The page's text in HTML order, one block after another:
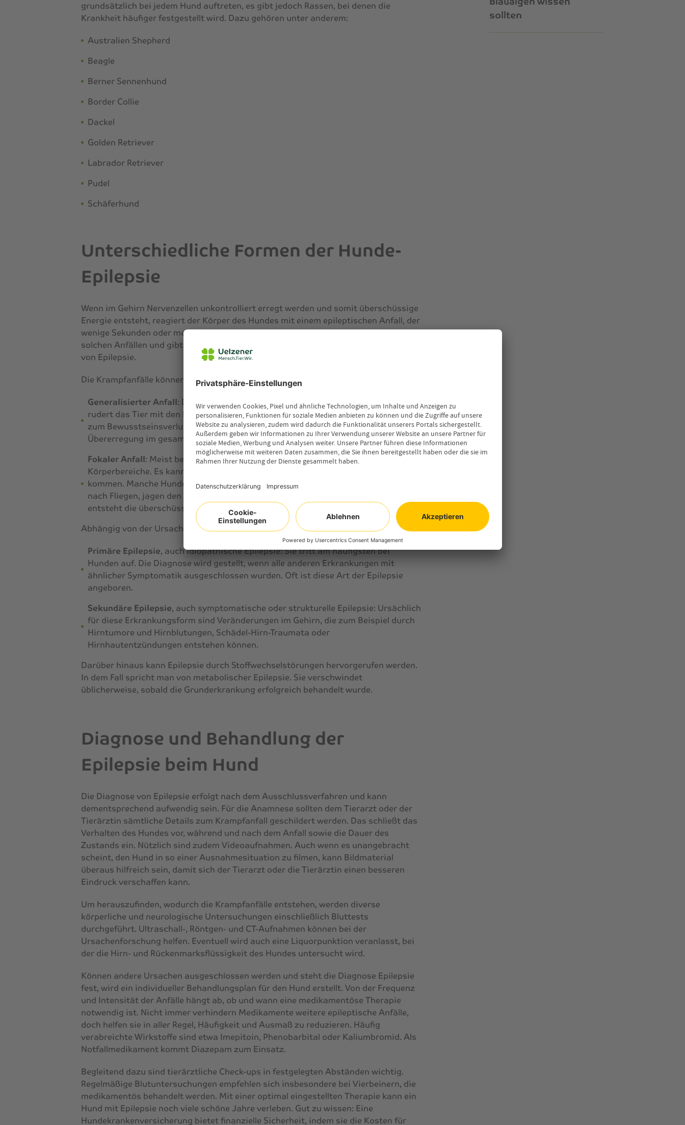
sollten
grundsätzlich bei jedem Hund auftreten, es gibt jedoch Rassen, bei denen die
Krankheit häufiger festgestellt wird. Dazu gehören unter anderem:
Australien Shepherd
Beagle
Berner Sennenhund
Border Collie
Dackel
Golden Retriever
Labrador Retriever
Pudel
Schäferhund
Unterschiedliche Formen der Hunde-
Epilepsie
Wenn im Gehirn Nervenzellen unkontrolliert erregt werden und somit überschüssige
Energie entsteht, reagiert der Körper des Hundes mit einem epileptischen Anfall, der
wenige Sekunden oder mehrere Minuten dauern kann. Kommt es wiederholt zu
solchen Anfällen und gibt es dafür keine andere körperliche Ursache, spricht man
von Epilepsie.
Die Krampfanfälle können unterschiedlich ausgeprägt sein:
Generalisierter Anfall: Der ganze Körper des Hundes krampft. Möglicherweise
rudert das Tier mit den Beinen, speichelt und setzt Kot und Urin ab. Es kann auch
zum Bewusstseinsverlust kommen. Bei dieser Art von Anfall findet die
Übererregung im gesamten Gehirn statt.
Fokaler Anfall: Meist beschränken sich die Krampfanfälle auf einzelne
Körperbereiche. Es kann etwa zu Zuckungen im Gesicht oder einzelner Gliedmaßen
kommen. Manche Hunde zeigen zudem ein sonderbares Verhalten. Sie schnappen
nach Fliegen, jagen den eigenen Schwanz oder starren ins Leere. Im Regelfall
entsteht die überschüssige Energie nur in einem bestimmten Teil des Gehirns.
Abhängig von der Ursache werden zwei Formen der Epilepsie differenziert:
Primäre Epilepsie, auch idiopathische Epilepsie: Sie tritt am häufigsten bei
Hunden auf. Die Diagnose wird gestellt, wenn alle anderen Erkrankungen mit
ähnlicher Symptomatik ausgeschlossen wurden. Oft ist diese Art der Epilepsie
angeboren.
Sekundäre Epilepsie, auch symptomatische oder strukturelle Epilepsie: Ursächlich
für diese Erkrankungsform sind Veränderungen im Gehirn, die zum Beispiel durch
Hirntumore und Hirnblutungen, Schädel-Hirn-Traumata oder
Hirnhautentzündungen entstehen können.
Darüber hinaus kann Epilepsie durch Stoffwechselstörungen hervorgerufen werden.
In dem Fall spricht man von metabolischer Epilepsie. Sie verschwindet
üblicherweise, sobald die Grunderkrankung erfolgreich behandelt wurde.
Diagnose und Behandlung der
Epilepsie beim Hund
Die Diagnose von Epilepsie erfolgt nach dem Ausschlussverfahren und kann
dementsprechend aufwendig sein. Für die Anamnese sollten dem Tierarzt oder der
Tierärztin sämtliche Details zum Krampfanfall geschildert werden. Das schließt das
Verhalten des Hundes vor, während und nach dem Anfall sowie die Dauer des
Zustands ein. Nützlich sind zudem Videoaufnahmen. Auch wenn es unangebracht
scheint, den Hund in so einer Ausnahmesituation zu filmen, kann Bildmaterial
überaus hilfreich sein, damit sich der Tierarzt oder die Tierärztin einen besseren
Eindruck verschaffen kann.
Um herauszufinden, wodurch die Krampfanfälle entstehen, werden diverse
körperliche und neurologische Untersuchungen einschließlich Bluttests
durchgeführt. Ultraschall-, Röntgen- und CT-Aufnahmen können bei der
Ursachenforschung helfen. Eventuell wird auch eine Liquorpunktion veranlasst, bei
der die Hirn- und Rückenmarksflüssigkeit des Hundes untersucht wird.
Können andere Ursachen ausgeschlossen werden und steht die Diagnose Epilepsie
fest, wird ein individueller Behandlungsplan für den Hund erstellt. Von der Frequenz
und Intensität der Anfälle hängt ab, ob und wann eine medikamentöse Therapie
notwendig ist. Nicht immer verhindern Medikamente weitere epileptische Anfälle,
doch helfen sie in aller Regel, Häufigkeit und Ausmaß zu reduzieren. Häufig
verabreichte Wirkstoffe sind etwa Imepitoin, Phenobarbital oder Kaliumbromid. Als
Notfallmedikament kommt Diazepam zum Einsatz.
Begleitend dazu sind tierärztliche Check-ups in festgelegten Abständen wichtig.
Regelmäßige Blutuntersuchungen empfehlen sich insbesondere bei Vierbeinern, die
medikamentös behandelt werden. Mit einer optimal eingestellten Therapie kann ein
Hund mit Epilepsie noch viele schöne Jahre verleben. Gut zu wissen: Eine
Hundekrankenversicherung bietet finanzielle Sicherheit, indem sie die Kosten für